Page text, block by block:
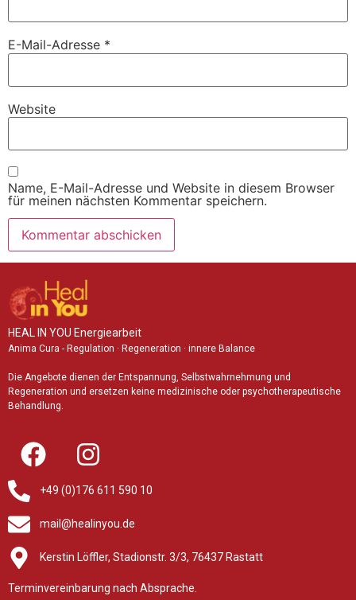
E-Mail-Adresse *
Website
Name, E-Mail-Adresse und Website in diesem Browser
für meinen nächsten Kommentar speichern.
HEAL IN YOU Energiearbeit
Anima Cura - Regulation · Regeneration · innere Balance
Die Angebote dienen der Entspannung, Selbstwahrnehmung und
Regeneration und ersetzen keine medizinische oder psychotherapeutische
Behandlung.​
+49 (0)176 611 590 10
mail@healinyou.de
Kerstin Löffler, Stadionstr. 3/3, 76437 Rastatt
Terminvereinbarung nach Absprache.